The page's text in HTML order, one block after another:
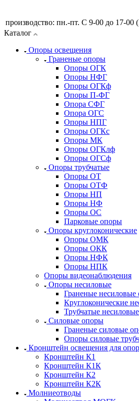
производство: пн.-пт. С 9-00 до 17-
Каталог
Опоры освещения
Граненые опоры
Опоры ОГК
Опоры НФГ
Опоры ОГКф
Опоры П-ФГ
Опора СФГ
Опора ОГС
Опоры НПГ
Опоры ОГКс
Опоры МК
Опоры ОГКлф
Опоры ОГСф
Опоры трубчатые
Опоры ОТ
Опоры ОТФ
Опоры НП
Опоры НФ
Опоры ОС
Парковые опоры
Опоры круглоконические
Опоры ОМК
Опоры ОКК
Опоры НФК
Опоры НПК
Опоры видеонаблюдения
Опоры несиловые
Граненые несиловые
Круглоконические
Трубчатые
Силовые опоры
Граненые силовые
Опоры силовые
Кронштейн освещения для опор
Кронштейн К1
Кронштейн К1К
Кронштейн К2
Кронштейн К2К
Молниеотводы